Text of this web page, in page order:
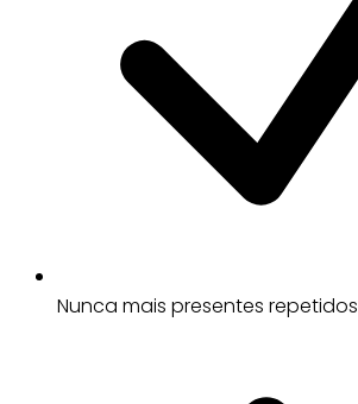
Nunca mais presentes repetidos